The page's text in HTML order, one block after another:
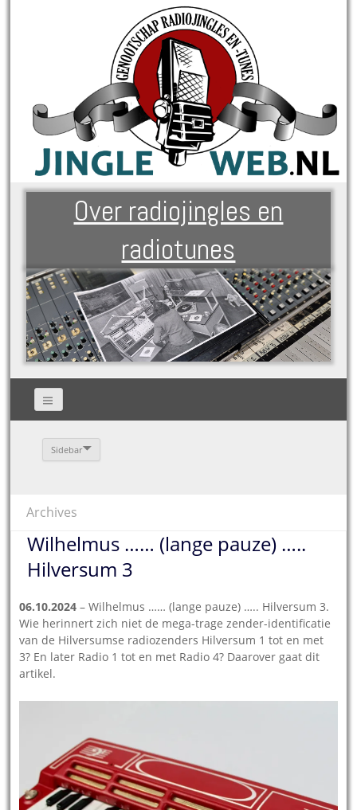
Over radiojingles en
radiotunes
Sidebar
Archives
Wilhelmus …… (lange pauze) …..
Hilversum 3
06.10.2024 – Wilhelmus …… (lange pauze) ….. Hilversum 3.
Wie herinnert zich niet de mega-trage zender-identificatie
van de Hilversumse radiozenders Hilversum 1 tot en met
3? En later Radio 1 tot en met Radio 4? Daarover gaat dit
artikel.